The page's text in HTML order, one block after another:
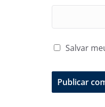
Salvar